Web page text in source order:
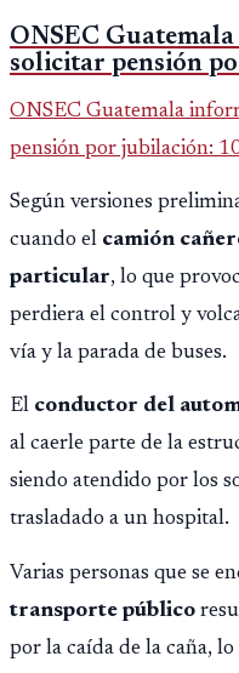
ONSEC
solicitar pensión
ONSEC Guatemala
pensión por jubilación:
Montepío y 50 años de
importar edad.
Según versiones
cuando el camión
particular, lo que
perdiera el control y
vía y la parada de buses.
El conductor del
al caerle parte de la
siendo atendido por los
trasladado a un hospital.
Varias personas que se
transporte público
por la caída de la caña,